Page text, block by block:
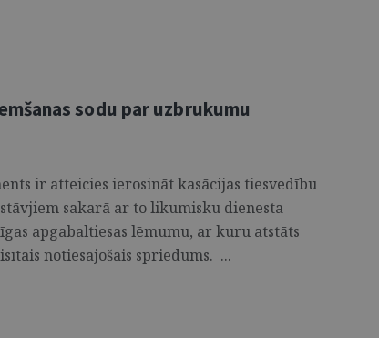
sodu par uzbrukumu
ir atteicies ierosināt kasācijas tiesvedību
sakarā ar to likumisku dienesta
apgabaltiesas lēmumu, ar kuru atstāts
notiesājošais spriedums. ...